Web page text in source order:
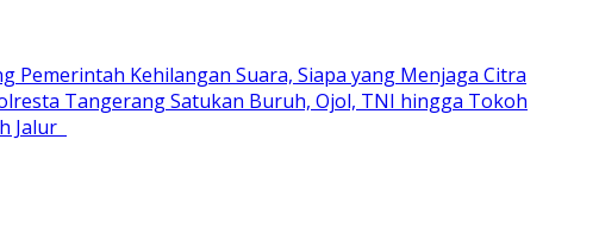
Pemerintah Kehilangan Suara, Siapa yang Menjaga Citra
Tangerang Satukan Buruh, Ojol, TNI hingga Tokoh
Jalur